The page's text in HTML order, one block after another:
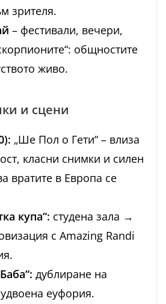
зрителя.
– фестивали, вечери,
общностите
живо.
и сцени
„Ше Пол о Гети“ – влиза
класни снимки и силен
вратите в Европа се
купа“: студена зала →
с Amazing Randi
дублиране на
еуфория.